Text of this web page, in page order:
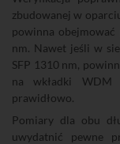
zbudowanej w
powinna
nm. Nawet jeśli w
SFP 1310 nm,
na wkładki WDM
prawidłowo.
Pomiary dla obu
uwydatnić pewne